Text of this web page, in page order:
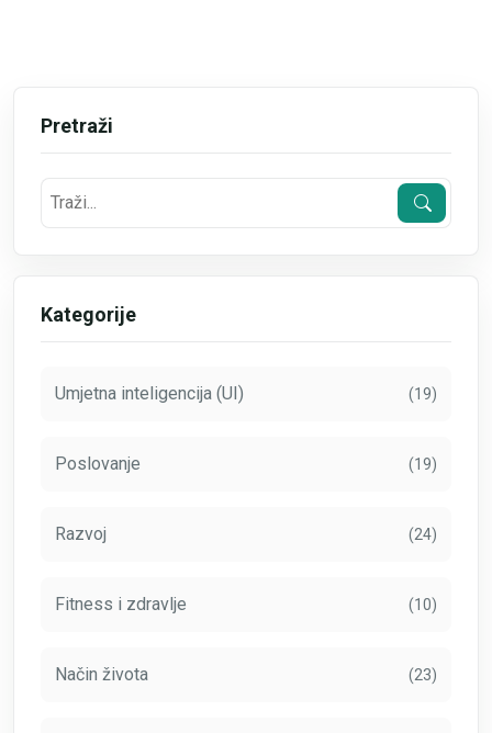
Pretraži
Kategorije
Umjetna inteligencija (UI) (19)
Poslovanje (19)
Razvoj (24)
Fitness i zdravlje (10)
Način života (23)